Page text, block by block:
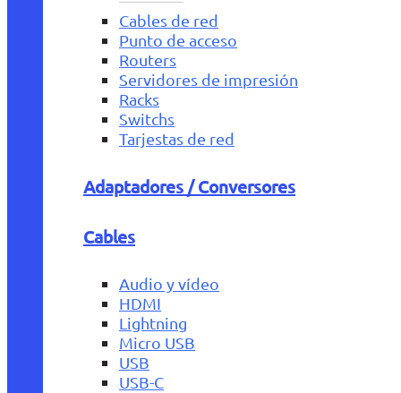
Cables de red
Punto de acceso
Routers
Servidores de impresión
Racks
Switchs
Tarjestas de red
Adaptadores / Conversores
Cables
Audio y vídeo
HDMI
Lightning
Micro USB
USB
USB-C